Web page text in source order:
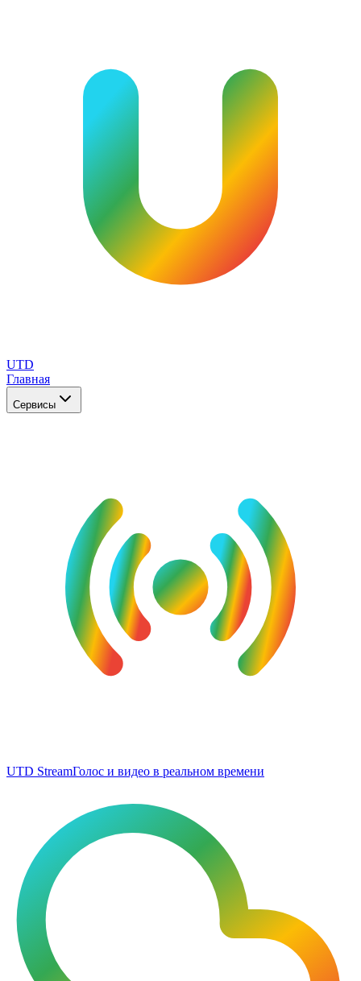
UTD
Главная
Сервисы
UTD StreamГолос и видео в реальном времени